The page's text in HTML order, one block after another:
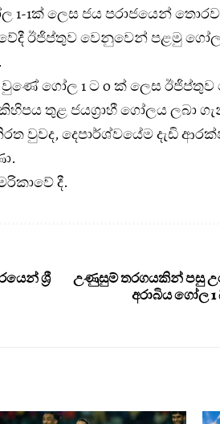
1-1ක් ලෙස ජය පරාජයෙන්
ඊජිප්තුව වෙනුවෙන් පළමු
වුණේ ගෝල 1 ට 0 ක් ලෙස
තුළ ජයග්‍රාහී ගෝලය ලබා
වුවද, දෙපාර්ශ්වයේම දැඩි
දී.
ශ්‍රී
උණුසුම් තරගයකින් පසු
අරාබිය ගෝල